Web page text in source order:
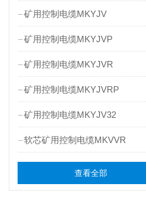
矿用控制电缆MKYJV
矿用控制电缆MKYJVP
矿用控制电缆MKYJVR
矿用控制电缆MKYJVRP
矿用控制电缆MKYJV32
软芯矿用控制电缆MKVVR
查看全部